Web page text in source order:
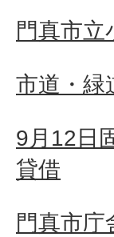
門真市
市道・緑
9月12日
貸借
門真市